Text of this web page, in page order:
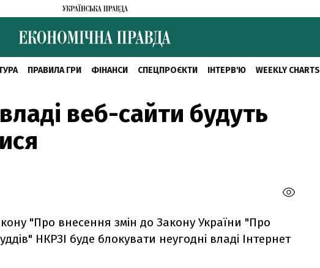
ПРАВИЛА ГРИ ФІНАНСИ СПЕЦПРОЄКТИ ІНТЕРВ'Ю WEEKLY CHARTS
вeб-сайти будуть
"Про внесення змін до Закону України "Про
НКРЗІ буде блокувати неугодні владі Інтернет